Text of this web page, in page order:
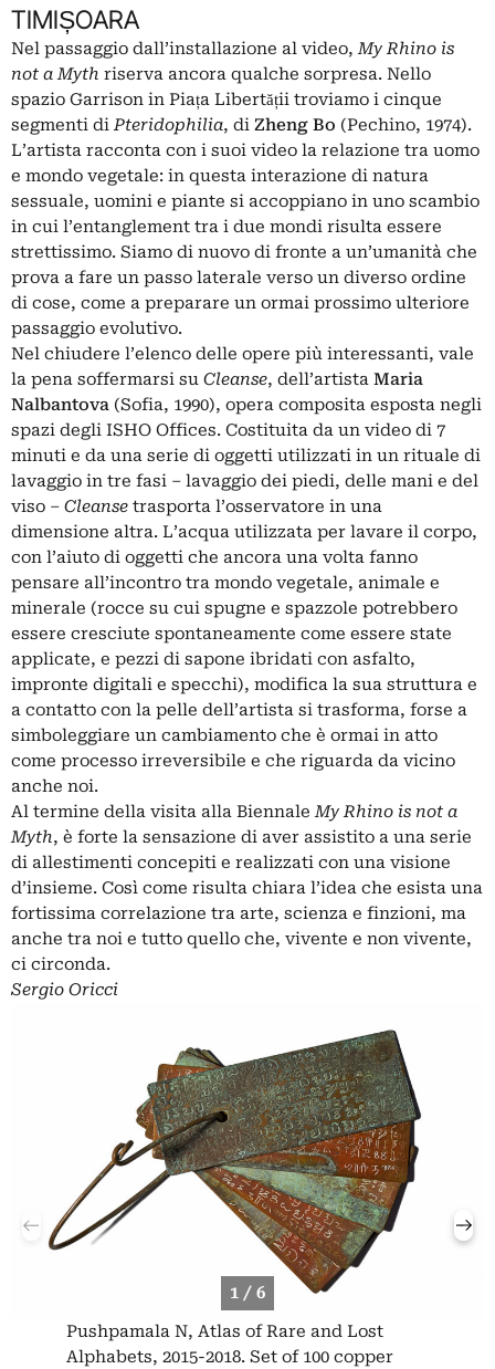
TIMIȘOARA
Nel passaggio dall’installazione al video,My Rhino is
not a Myth riserva ancora qualche sorpresa. Nello
spazio Garrison in Piața Libertății troviamo i cinque
segmenti diPteridophilia, di Zheng Bo (Pechino, 1974).
L’artista racconta con i suoi video la relazione tra uomo
e mondo vegetale: in questa interazione di natura
sessuale, uomini e piante si accoppiano in uno scambio
in cui l’entanglement tra i due mondi risulta essere
strettissimo. Siamo di nuovo di fronte a un’umanità che
prova a fare un passo laterale verso un diverso ordine
di cose, come a preparare un ormai prossimo ulteriore
passaggio evolutivo.
Nel chiudere l’elenco delle opere più interessanti, vale
la pena soffermarsi su Cleanse, dell’artista Maria
Nalbantova (Sofia, 1990), opera composita esposta negli
spazi degli ISHO Offices. Costituita da un video di 7
minuti e da una serie di oggetti utilizzati in un rituale di
lavaggio in tre fasi – lavaggio dei piedi, delle mani e del
viso – Cleanse trasporta l’osservatore in una
dimensione altra. L’acqua utilizzata per lavare il corpo,
con l’aiuto di oggetti che ancora una volta fanno
pensare all’incontro tra mondo vegetale, animale e
minerale (rocce su cui spugne e spazzole potrebbero
essere cresciute spontaneamente come essere state
applicate, e pezzi di sapone ibridati con asfalto,
impronte digitali e specchi), modifica la sua struttura e
a contatto con la pelle dell’artista si trasforma, forse a
simboleggiare un cambiamento che è ormai in atto
come processo irreversibile e che riguarda da vicino
anche noi.
Al termine della visita alla BiennaleMy Rhino is not a
Myth, è forte la sensazione di aver assistito a una serie
di allestimenti concepiti e realizzati con una visione
d’insieme. Così come risulta chiara l’idea che esista una
fortissima correlazione tra arte, scienza e finzioni, ma
anche tra noi e tutto quello che, vivente e non vivente,
ci circonda.
Sergio Oricci
1 / 6
Pushpamala N, Atlas of Rare and Lost
Alphabets, 2015-2018. Set of 100 copper